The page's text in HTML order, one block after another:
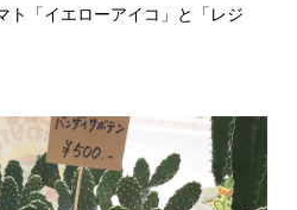
ト「イエローアイコ」と「レジ